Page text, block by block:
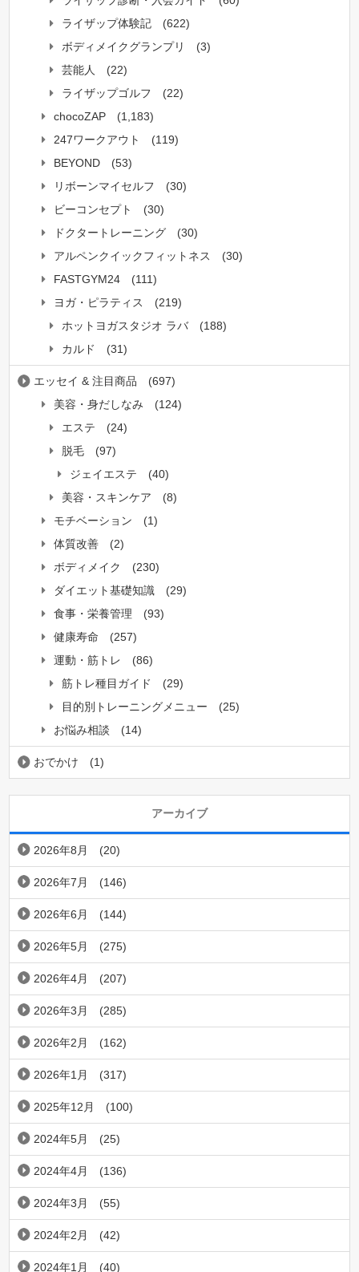
ライザップ体験記
(622)
ボディメイクグランプリ
(3)
芸能人
(22)
ライザップゴルフ
(22)
chocoZAP
(1,183)
247ワークアウト
(119)
BEYOND
(53)
リボーンマイセルフ
(30)
ビーコンセプト
(30)
ドクタートレーニング
(30)
アルペンクイックフィットネス
(30)
FASTGYM24
(111)
ヨガ・ピラティス
(219)
ホットヨガスタジオ ラバ
(188)
カルド
(31)
エッセイ & 注目商品
(697)
美容・身だしなみ
(124)
エステ
(24)
脱毛
(97)
ジェイエステ
(40)
美容・スキンケア
(8)
モチベーション
(1)
体質改善
(2)
ボディメイク
(230)
ダイエット基礎知識
(29)
食事・栄養管理
(93)
健康寿命
(257)
運動・筋トレ
(86)
筋トレ種目ガイド
(29)
目的別トレーニングメニュー
(25)
お悩み相談
(14)
おでかけ (1)
アーカイブ
2026年8月 (20)
2026年7月 (146)
2026年6月 (144)
2026年5月 (275)
2026年4月 (207)
2026年3月 (285)
2026年2月 (162)
2026年1月 (317)
2025年12月 (100)
2024年5月 (25)
2024年4月 (136)
2024年3月 (55)
2024年2月 (42)
2024年1月 (40)